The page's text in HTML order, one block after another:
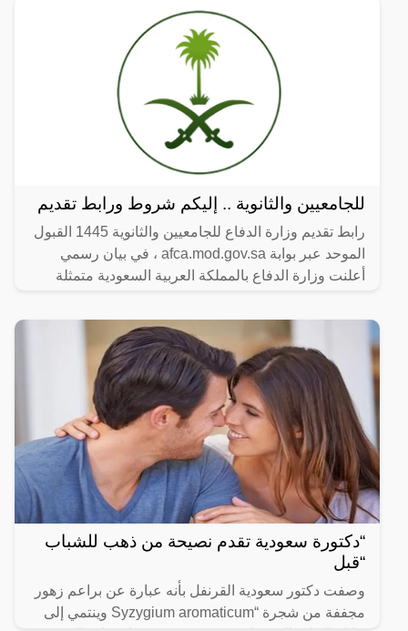
للجامعيين والثانوية .. إليكم شروط ورابط تقديم
رابط تقديم وزارة الدفاع للجامعيين والثانوية 1445 القبول
الموحد عبر بوابة afca.mod.gov.sa ، في بيان رسمي
أعلنت وزارة الدفاع بالمملكة العربية السعودية متمثلة
“دكتورة سعودية تقدم نصيحة من ذهب للشباب
“قبل
وصفت دكتور سعودية القرنفل بأنه عبارة عن براعم زهور
مجففة من شجرة “Syzygium aromaticum وينتمي إلى